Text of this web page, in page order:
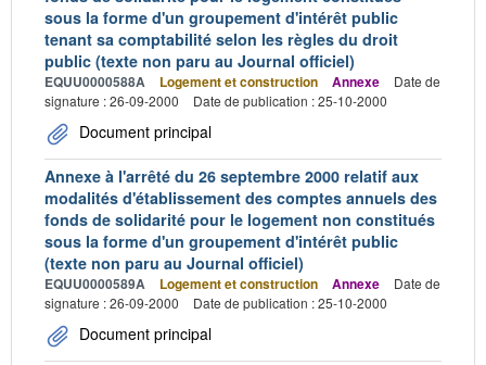
sous la forme d'un groupement d'intérêt public
tenant sa comptabilité selon les règles du droit
public (texte non paru au Journal officiel)
EQUU0000588A Logement et construction Annexe
Date de
signature : 26-09-2000
Date de publication : 25-10-2000
Document principal
Annexe à l'arrêté du 26 septembre 2000 relatif aux
modalités d'établissement des comptes annuels des
fonds de solidarité pour le logement non constitués
sous la forme d'un groupement d'intérêt public
(texte non paru au Journal officiel)
EQUU0000589A Logement et construction Annexe
Date de
signature : 26-09-2000
Date de publication : 25-10-2000
Document principal